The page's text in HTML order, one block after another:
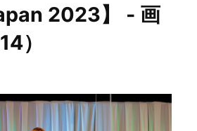
2023】 - 画
）